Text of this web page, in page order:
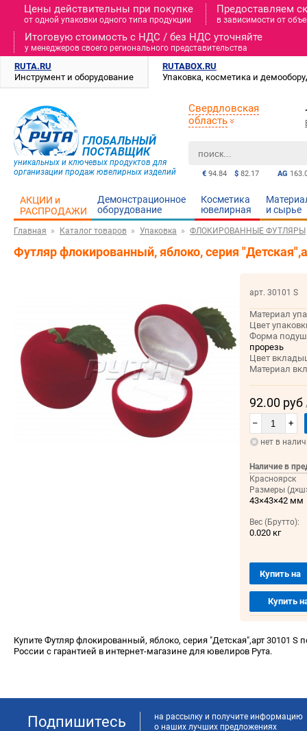
Цены действительны при покупке
от одной упаковки одного типа продукции
Предоставляем
в зависимости от
Итоговую стоимость c НДС / без НДС уточняйте
у менеджеров своего регионального представительства
RUTA.RU
Инструмент и оборудование
RUTABOX.RU
Упаковка, косметика и
ГЛОБАЛЬНЫЙ
ПОСТАВЩИК
уникальных и ключевых продуктов для
организации продаж ювелирных изделий
AG
€ 94.84 $ 82.17
Свердловская
область
АКЦИИ и
РАСПРОДАЖИ
Демонстрационное
оборудование
Косметика
ювелирная
и cырье
Главная Каталог товаров Упаковка ФЛОКИРОВАННЫЕ ФУТЛЯРЫ
Футляр флокированный, яблоко, серия
арт. 30101 S
Материал
Цвет
Форма
прорезь
Цвет
Материал
92.00 руб
– +
нет в
Наличие в
Красноярск
Размеры
43×43×42 мм
Вес (Брутто):
0.020 кг
Купить на
Купить
Купите Футляр флокированный, яблоко, серия "Детская",арт 30101 S
России с гарантией в интернет-магазине для ювелиров Рута.
Подпишитесь
на рассылку и получите информацию
о наших лучших предложениях